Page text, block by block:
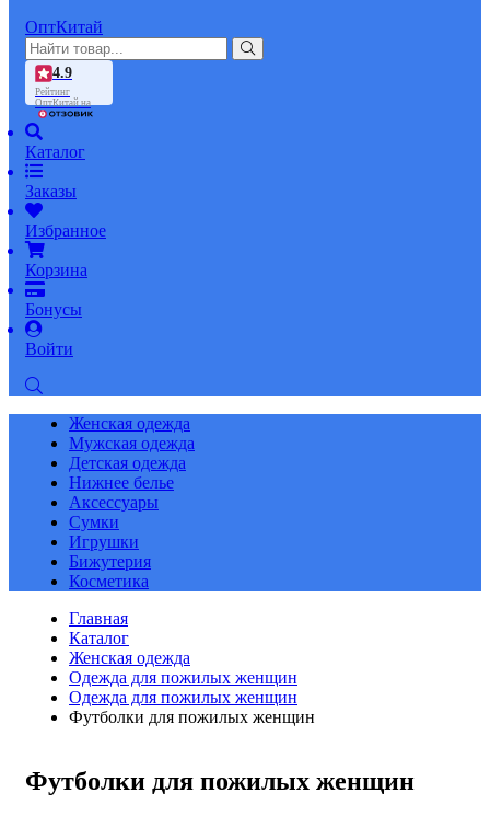
ОптКитай
4.9
Рейтинг
ОптКитай на
Каталог
Заказы
Избранное
Корзина
Бонусы
Войти
Женская одежда
Мужская одежда
Детская одежда
Нижнее белье
Аксессуары
Сумки
Игрушки
Бижутерия
Косметика
Главная
Каталог
Женская одежда
Одежда для пожилых женщин
Одежда для пожилых женщин
Футболки для пожилых женщин
Футболки для пожилых женщин